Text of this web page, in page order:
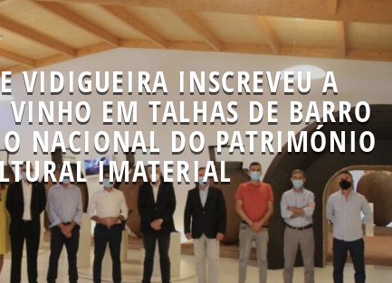
VIDIGUEIRA INSCREVEU A
VINHO EM TALHAS DE BARRO
NACIONAL DO PATRIMÓNIO
IMATERIAL